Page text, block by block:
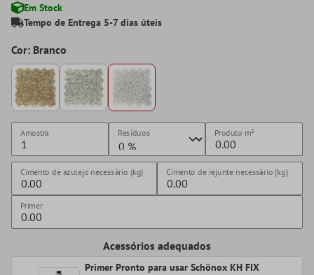
Em Stock
Tempo de Entrega 5-7 dias úteis
Cor: Branco
Amostra Resíduos Produto m²
Cimento de azulejo necessário (kg) Cimento de rejunte necessário (kg)
Primer
Acessórios adequados
Primer Pronto para usar Schönox KH FIX